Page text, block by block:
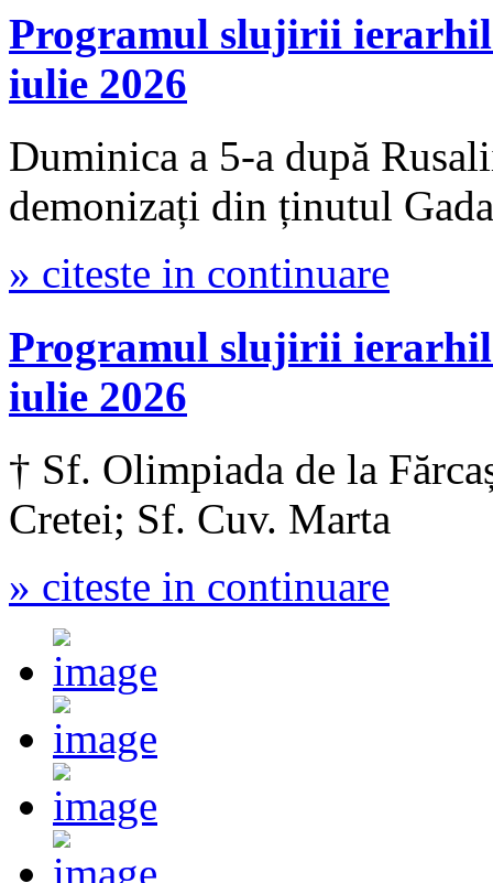
Programul slujirii
iulie 2026
Duminica a 5-a după
demonizați din ținutul
» citeste in continuare
Programul slujirii
iulie 2026
† Sf. Olimpiada de la
Cretei; Sf. Cuv. Marta
» citeste in continuare